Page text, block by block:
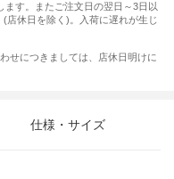
す。またご注文日の翌日～3日以
店休日を除く)。入荷に遅れが生じ
につきましては、店休日明けに
仕様・サイズ